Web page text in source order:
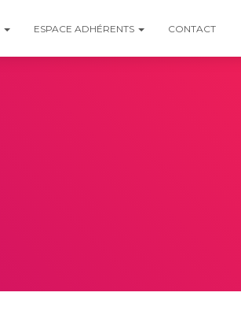
ESPACE ADHÉRENTS CONTACT